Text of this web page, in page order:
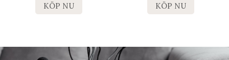
KÖP NU KÖP NU